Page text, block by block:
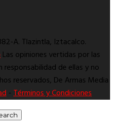
A. Tlazintla, Iztacalco.
Las opiniones vertidas por las
de ellas y no
reservados, De Armas Media
-Términos y Condiciones